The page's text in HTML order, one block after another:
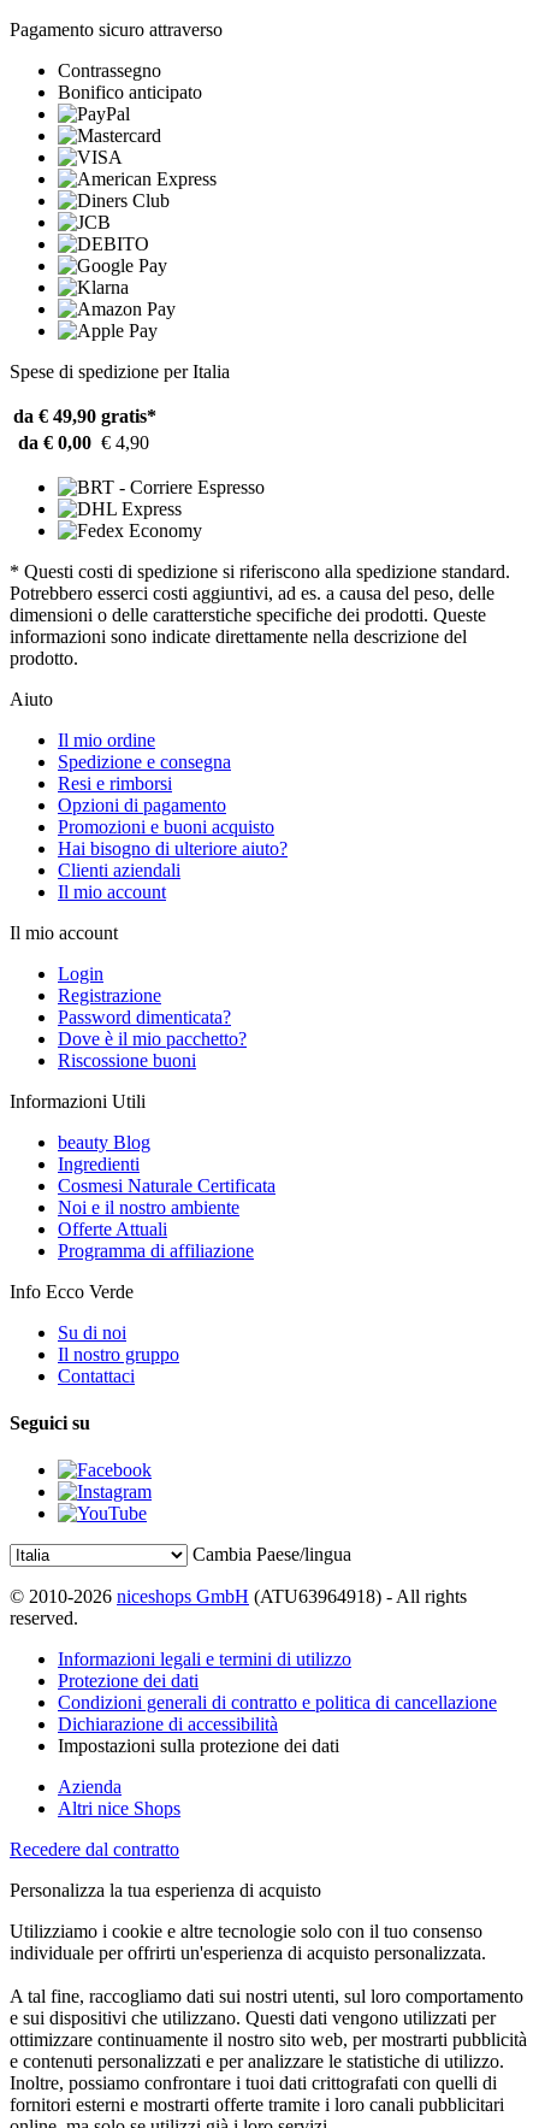
Pagamento sicuro attraverso
Contrassegno
Bonifico anticipato
Spese di spedizione per Italia
da € 49,90 gratis*
da € 0,00 € 4,90
* Questi costi di spedizione si riferiscono alla spedizione standard.
Potrebbero esserci costi aggiuntivi, ad es. a causa del peso, delle
dimensioni o delle caratterstiche specifiche dei prodotti. Queste
informazioni sono indicate direttamente nella descrizione del
prodotto.
Aiuto
Il mio ordine
Spedizione e consegna
Resi e rimborsi
Opzioni di pagamento
Promozioni e buoni acquisto
Hai bisogno di ulteriore aiuto?
Clienti aziendali
Il mio account
Il mio account
Login
Registrazione
Password dimenticata?
Dove è il mio pacchetto?
Riscossione buoni
Informazioni Utili
beauty Blog
Ingredienti
Cosmesi Naturale Certificata
Noi e il nostro ambiente
Offerte Attuali
Programma di affiliazione
Info Ecco Verde
Su di noi
Il nostro gruppo
Contattaci
Seguici su
Cambia Paese/lingua
© 2010-2026 niceshops GmbH (ATU63964918) - All rights
reserved.
Informazioni legali e termini di utilizzo
Protezione dei dati
Condizioni generali di contratto e politica di cancellazione
Dichiarazione di accessibilità
Impostazioni sulla protezione dei dati
Azienda
Altri nice Shops
Recedere dal contratto
Personalizza la tua esperienza di acquisto
Utilizziamo i cookie e altre tecnologie solo con il tuo consenso
individuale per offrirti un'esperienza di acquisto personalizzata.
A tal fine, raccogliamo dati sui nostri utenti, sul loro comportamento
e sui dispositivi che utilizzano. Questi dati vengono utilizzati per
ottimizzare continuamente il nostro sito web, per mostrarti pubblicità
e contenuti personalizzati e per analizzare le statistiche di utilizzo.
Inoltre, possiamo confrontare i tuoi dati crittografati con quelli di
fornitori esterni e mostrarti offerte tramite i loro canali pubblicitari